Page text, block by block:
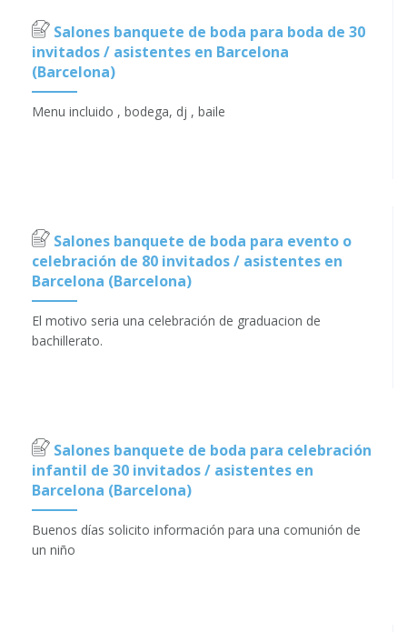
Salones banquete de boda para boda de 30
invitados / asistentes en Barcelona
(Barcelona)
Menu incluido , bodega, dj , baile
Salones banquete de boda para evento o
celebración de 80 invitados / asistentes en
Barcelona (Barcelona)
El motivo seria una celebración de graduacion de
bachillerato.
Salones banquete de boda para celebración
infantil de 30 invitados / asistentes en
Barcelona (Barcelona)
Buenos días solicito información para una comunión de
un niño